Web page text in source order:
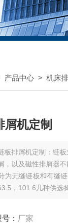
产品中心 > 机床
屑机定制
板排屑机定制：链
，以及磁性排屑器
为无缝链板和有缝
，101.6几种供选择
： 厂家